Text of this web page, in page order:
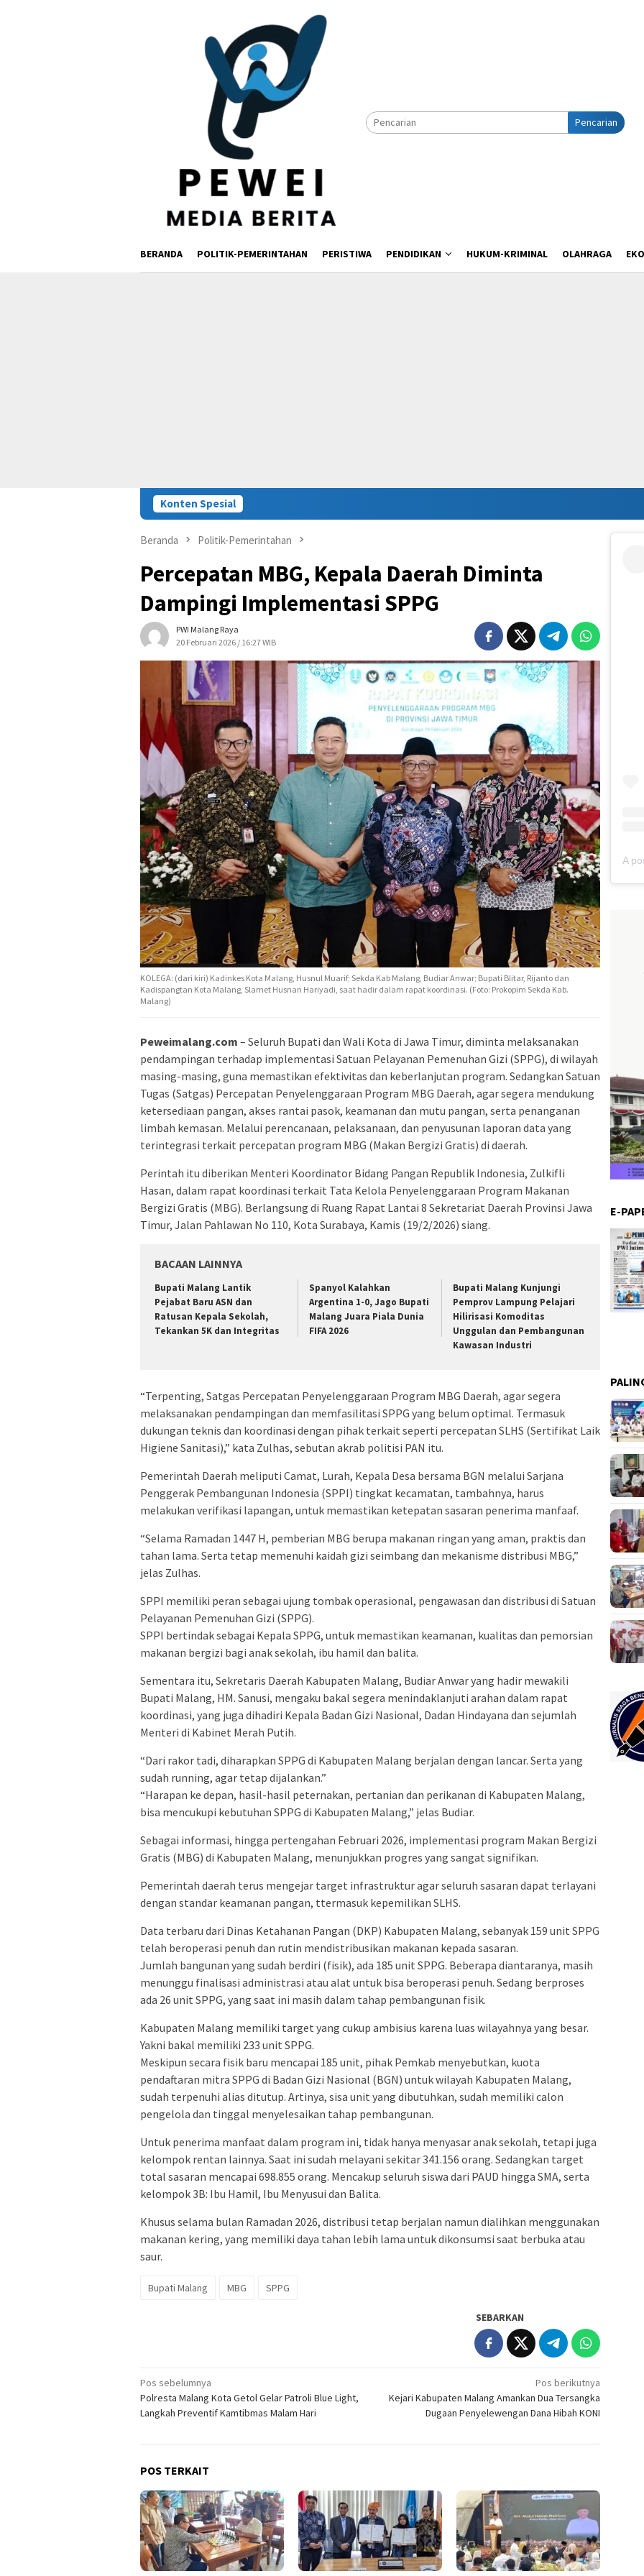
Pencarian
BERANDA POLITIK-PEMERINTAHAN PERISTIWA PENDIDIKAN HUKUM-KRIMINAL OLAHRAGA
Konten Spesial
Beranda Politik-Pemerintahan
Percepatan MBG, Kepala Daerah Diminta
Dampingi Implementasi SPPG
PWI Malang Raya
20 Februari 2026 / 16:27 WIB
KOLEGA: (dari kiri) Kadinkes Kota Malang, Husnul Muarif; Sekda Kab Malang, Budiar Anwar; Bupati Blitar, Rijanto dan
Kadispangtan Kota Malang, Slamet Husnan Hariyadi, saat hadir dalam rapat koordinasi. (Foto: Prokopim Sekda Kab.
Malang)
Peweimalang.com – Seluruh Bupati dan Wali Kota di Jawa Timur, diminta melaksanakan
pendampingan terhadap implementasi Satuan Pelayanan Pemenuhan Gizi (SPPG), di wilayah
masing-masing, guna memastikan efektivitas dan keberlanjutan program. Sedangkan Satuan
Tugas (Satgas) Percepatan Penyelenggaraan Program MBG Daerah, agar segera mendukung
ketersediaan pangan, akses rantai pasok, keamanan dan mutu pangan, serta penanganan
limbah kemasan. Melalui perencanaan, pelaksanaan, dan penyusunan laporan data yang
terintegrasi terkait percepatan program MBG (Makan Bergizi Gratis) di daerah.
Perintah itu diberikan Menteri Koordinator Bidang Pangan Republik Indonesia, Zulkifli
Hasan, dalam rapat koordinasi terkait Tata Kelola Penyelenggaraan Program Makanan
Bergizi Gratis (MBG). Berlangsung di Ruang Rapat Lantai 8 Sekretariat Daerah Provinsi Jawa
Timur, Jalan Pahlawan No 110, Kota Surabaya, Kamis (19/2/2026) siang.
BACAAN LAINNYA
Bupati Malang Lantik
Pejabat Baru ASN dan
Ratusan Kepala Sekolah,
Tekankan 5K dan Integritas
Spanyol Kalahkan
Argentina 1-0, Jago Bupati
Malang Juara Piala Dunia
FIFA 2026
Bupati Malang Kunjungi
Pemprov Lampung Pelajari
Hilirisasi Komoditas
Unggulan dan Pembangunan
Kawasan Industri
“Terpenting, Satgas Percepatan Penyelenggaraan Program MBG Daerah, agar segera
melaksanakan pendampingan dan memfasilitasi SPPG yang belum optimal. Termasuk
dukungan teknis dan koordinasi dengan pihak terkait seperti percepatan SLHS (Sertifikat Laik
Higiene Sanitasi),” kata Zulhas, sebutan akrab politisi PAN itu.
Pemerintah Daerah meliputi Camat, Lurah, Kepala Desa bersama BGN melalui Sarjana
Penggerak Pembangunan Indonesia (SPPI) tingkat kecamatan, tambahnya, harus
melakukan verifikasi lapangan, untuk memastikan ketepatan sasaran penerima manfaaf.
“Selama Ramadan 1447 H, pemberian MBG berupa makanan ringan yang aman, praktis dan
tahan lama. Serta tetap memenuhi kaidah gizi seimbang dan mekanisme distribusi MBG,”
jelas Zulhas.
SPPI memiliki peran sebagai ujung tombak operasional, pengawasan dan distribusi di Satuan
Pelayanan Pemenuhan Gizi (SPPG).
SPPI bertindak sebagai Kepala SPPG, untuk memastikan keamanan, kualitas dan pemorsian
makanan bergizi bagi anak sekolah, ibu hamil dan balita.
Sementara itu, Sekretaris Daerah Kabupaten Malang, Budiar Anwar yang hadir mewakili
Bupati Malang, HM. Sanusi, mengaku bakal segera menindaklanjuti arahan dalam rapat
koordinasi, yang juga dihadiri Kepala Badan Gizi Nasional, Dadan Hindayana dan sejumlah
Menteri di Kabinet Merah Putih.
“Dari rakor tadi, diharapkan SPPG di Kabupaten Malang berjalan dengan lancar. Serta yang
sudah running, agar tetap dijalankan.”
“Harapan ke depan, hasil-hasil peternakan, pertanian dan perikanan di Kabupaten Malang,
bisa mencukupi kebutuhan SPPG di Kabupaten Malang,” jelas Budiar.
Sebagai informasi, hingga pertengahan Februari 2026, implementasi program Makan Bergizi
Gratis (MBG) di Kabupaten Malang, menunjukkan progres yang sangat signifikan.
Pemerintah daerah terus mengejar target infrastruktur agar seluruh sasaran dapat terlayani
dengan standar keamanan pangan, ttermasuk kepemilikan SLHS.
Data terbaru dari Dinas Ketahanan Pangan (DKP) Kabupaten Malang, sebanyak 159 unit SPPG
telah beroperasi penuh dan rutin mendistribusikan makanan kepada sasaran.
Jumlah bangunan yang sudah berdiri (fisik), ada 185 unit SPPG. Beberapa diantaranya, masih
menunggu finalisasi administrasi atau alat untuk bisa beroperasi penuh. Sedang berproses
ada 26 unit SPPG, yang saat ini masih dalam tahap pembangunan fisik.
Kabupaten Malang memiliki target yang cukup ambisius karena luas wilayahnya yang besar.
Yakni bakal memiliki 233 unit SPPG.
Meskipun secara fisik baru mencapai 185 unit, pihak Pemkab menyebutkan, kuota
pendaftaran mitra SPPG di Badan Gizi Nasional (BGN) untuk wilayah Kabupaten Malang,
sudah terpenuhi alias ditutup. Artinya, sisa unit yang dibutuhkan, sudah memiliki calon
pengelola dan tinggal menyelesaikan tahap pembangunan.
Untuk penerima manfaat dalam program ini, tidak hanya menyasar anak sekolah, tetapi juga
kelompok rentan lainnya. Saat ini sudah melayani sekitar 341.156 orang. Sedangkan target
total sasaran mencapai 698.855 orang. Mencakup seluruh siswa dari PAUD hingga SMA, serta
kelompok 3B: Ibu Hamil, Ibu Menyusui dan Balita.
Khusus selama bulan Ramadan 2026, distribusi tetap berjalan namun dialihkan menggunakan
makanan kering, yang memiliki daya tahan lebih lama untuk dikonsumsi saat berbuka atau
saur.
Bupati Malang MBG SPPG
SEBARKAN
Navigasi
pos
Pos sebelumnya
Polresta Malang Kota Getol Gelar Patroli Blue Light,
Langkah Preventif Kamtibmas Malam Hari
Pos berikutnya
Kejari Kabupaten Malang Amankan Dua Tersangka
Dugaan Penyelewengan Dana Hibah KONI
POS TERKAIT
E-